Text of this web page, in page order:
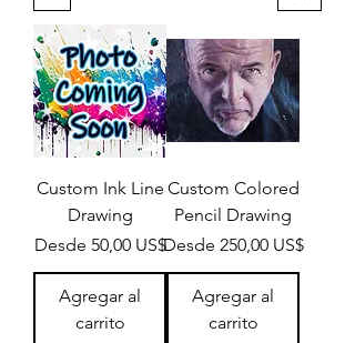
Custom Ink Line
Drawing
Desde 50,00 US$
Precio de oferta
Agregar al
carrito
Custom Colored
Pencil Drawing
Desde 250,00 US$
Precio de oferta
Agregar al
carrito